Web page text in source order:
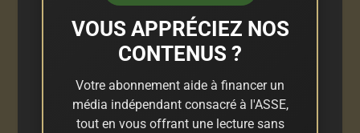
VOUS APPRÉCIEZ NOS
CONTENUS ?
Votre abonnement aide à financer un
média indépendant consacré à l'ASSE,
tout en vous offrant une lecture sans